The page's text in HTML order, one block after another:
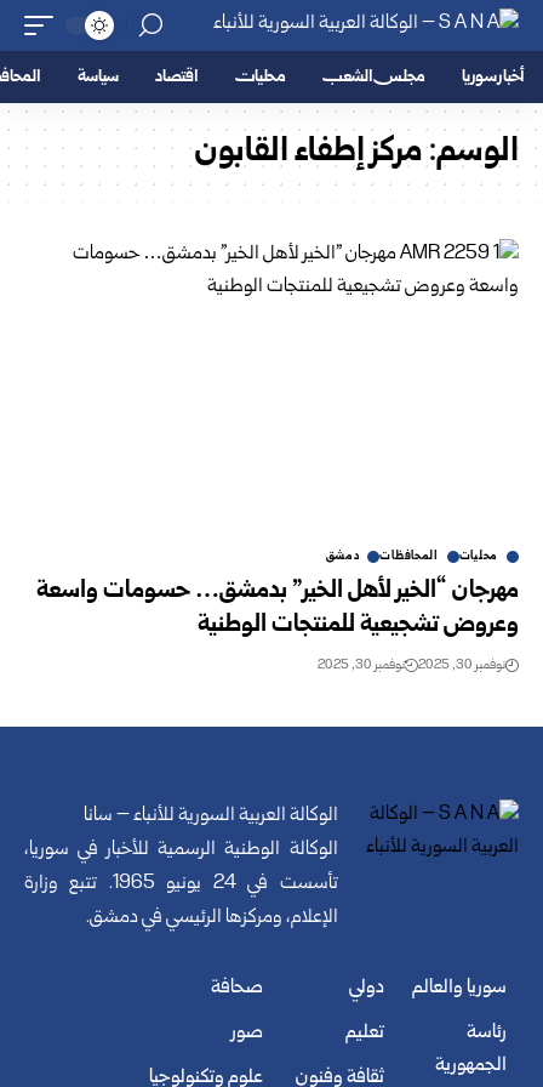
أخبار سوريا مجلس الشعب محليات اقتصاد سياسة
الوسم:مركز إطفاء القابون
محليات المحافظات دمشق
مهرجان “الخير لأهل الخير” بدمشق… حسومات واسعة
وعروض تشجيعية للمنتجات الوطنية
نوفمبر 30, 2025 نوفمبر 30, 2025
الوكالة العربية السورية للأنباء – سانا
الوكالة الوطنية الرسمية للأخبار في سوريا،
تأسست في 24 يونيو 1965. تتبع وزارة
الإعلام، ومركزها الرئيسي في دمشق.
سوريا والعالم
رئاسة
الجمهورية
دولي
تعليم
ثقافة وفنون
صحافة
صور
علوم وتكنولوجيا